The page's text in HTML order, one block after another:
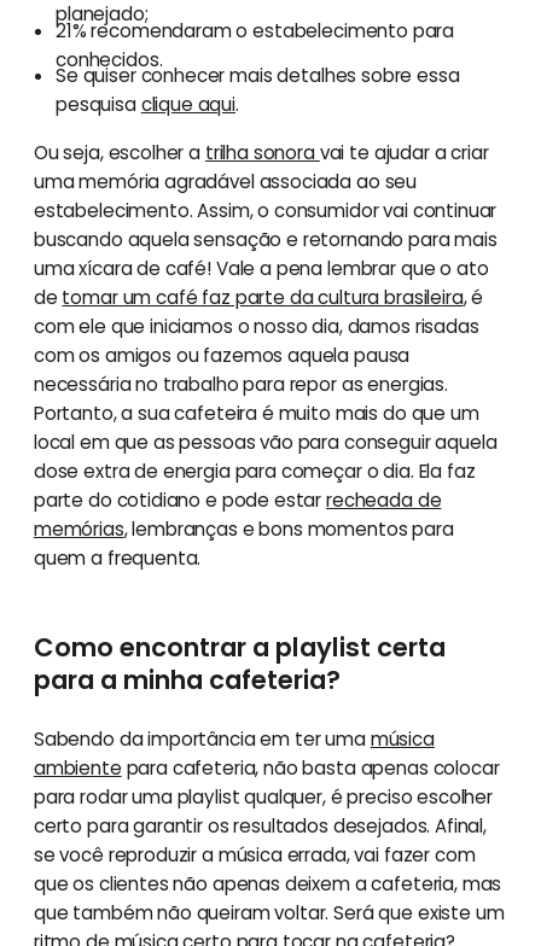
planejado;
21% recomendaram o estabelecimento para
conhecidos.
Se quiser conhecer mais detalhes sobre essa
pesquisaclique aqui.
Ou seja, escolher a trilha sonoravai te ajudar a criar
uma memória agradável associada ao seu
estabelecimento. Assim, o consumidor vai continuar
buscando aquela sensação e retornando para mais
uma xícara de café! Vale a pena lembrar que o ato
de tomar um café faz parte da cultura brasileira, é
com ele que iniciamos o nosso dia, damos risadas
com os amigos ou fazemos aquela pausa
necessária no trabalho para repor as energias.
Portanto, a sua cafeteira é muito mais do que um
local em que as pessoas vão para conseguir aquela
dose extra de energia para começar o dia. Ela faz
parte do cotidiano e pode estarrecheada de
memórias, lembranças e bons momentos para
quem a frequenta.
Como encontrar a playlist certa
para a minha cafeteria?
Sabendo da importância em ter umamúsica
ambiente para cafeteria, não basta apenas colocar
para rodar uma playlist qualquer, é preciso escolher
certo para garantir os resultados desejados. Afinal,
se você reproduzir a música errada, vai fazer com
que os clientes não apenas deixem a cafeteria, mas
que também não queiram voltar. Será que existe um